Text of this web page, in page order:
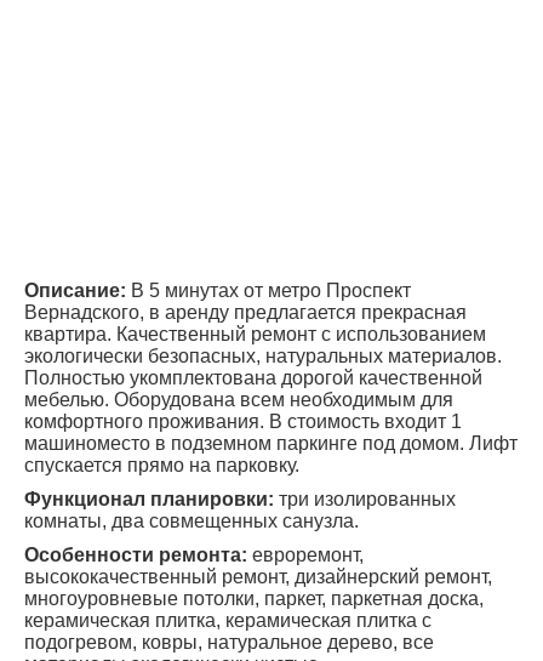
Описание: В 5 минутах от метро Проспект
Вернадского, в аренду предлагается прекрасная
квартира. Качественный ремонт с использованием
экологически безопасных, натуральных материалов.
Полностью укомплектована дорогой качественной
мебелью. Оборудована всем необходимым для
комфортного проживания. В стоимость входит 1
машиноместо в подземном паркинге под домом. Лифт
спускается прямо на парковку.
Функционал планировки: три изолированных
комнаты, два совмещенных санузла.
Особенности ремонта: евроремонт,
высококачественный ремонт, дизайнерский ремонт,
многоуровневые потолки, паркет, паркетная доска,
керамическая плитка, керамическая плитка с
подогревом, ковры, натуральное дерево, все